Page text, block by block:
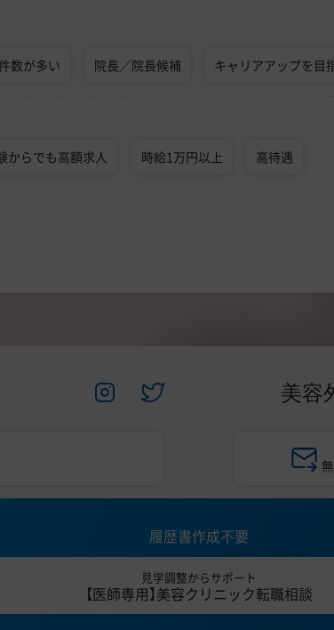
数が多い 院長／院長候補 キャリアアップを目
からでも高額求人 時給1万円以上 高待遇
美容
履歴書作成不要
見学調整からサポート
【医師専用】美容クリニック転職相談